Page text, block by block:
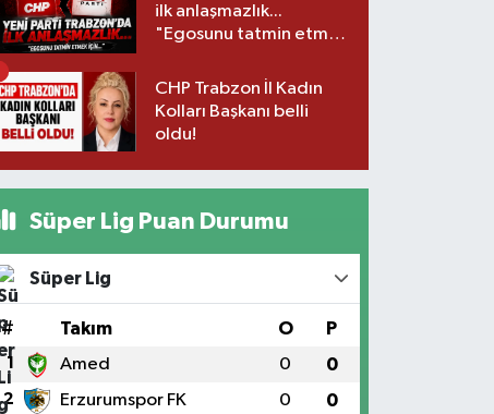
ilk anlaşmazlık...
"Egosunu tatmin etmek
CHP Trabzon İl Kadın
Kolları Başkanı belli
oldu!
Süper Lig Puan Durumu
Süper Lig
# Takım O P
1 Amed 0 0
2 Erzurumspor FK 0 0